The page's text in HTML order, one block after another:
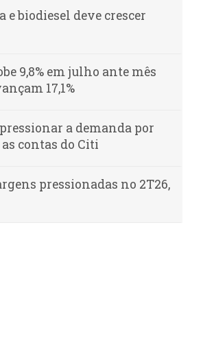
e biodiesel deve crescer
9,8% em julho ante mês
17,1%
a demanda por
contas do Citi
pressionadas no 2T26,